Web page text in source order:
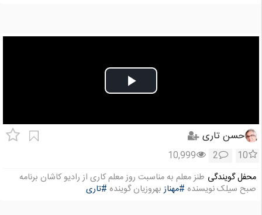
Play
Video
حسن تاری
10
2
10,999
محفل گویندگی طنز معلم به مناسبت روز معلم کاری از رادیو کاشان برنامه
صبح سیلک نویسنده #مهنازبهروزیان گوینده #تاری